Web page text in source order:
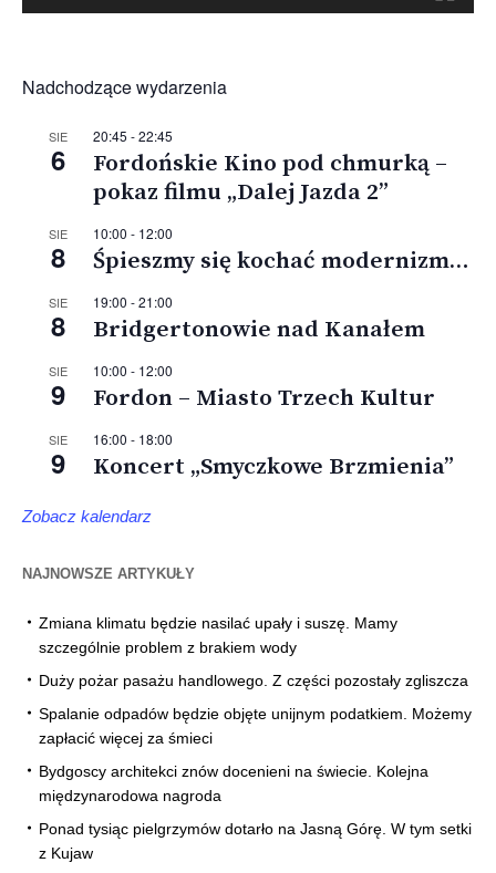
Nadchodzące wydarzenia
SIE
6
20:45 -22:45
Fordońskie Kino pod chmurką –
pokaz filmu „Dalej Jazda 2”
SIE
8
10:00 - 12:00
Śpieszmy się kochać modernizm…
SIE
8
19:00 -21:00
Bridgertonowie nad Kanałem
SIE
9
10:00 - 12:00
Fordon – Miasto Trzech Kultur
SIE
9
16:00 - 18:00
Koncert „Smyczkowe Brzmienia”
Zobacz kalendarz
NAJNOWSZE ARTYKUŁY
Zmiana klimatu będzie nasilać upały i suszę. Mamy
szczególnie problem z brakiem wody
Duży pożar pasażu handlowego. Z części pozostały zgliszcza
Spalanie odpadów będzie objęte unijnym podatkiem. Możemy
zapłacić więcej za śmieci
Bydgoscy architekci znów docenieni na świecie. Kolejna
międzynarodowa nagroda
Ponad tysiąc pielgrzymów dotarło na Jasną Górę. W tym setki
z Kujaw